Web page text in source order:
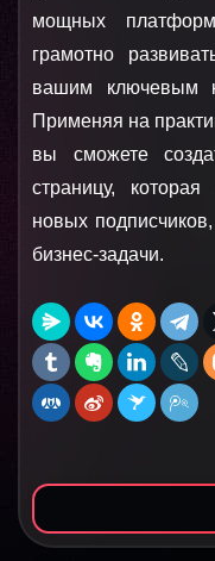
мощных
грамотно
вашим ключевым
Применяя на
вы сможете
страницу,
новых
бизнес-задачи.